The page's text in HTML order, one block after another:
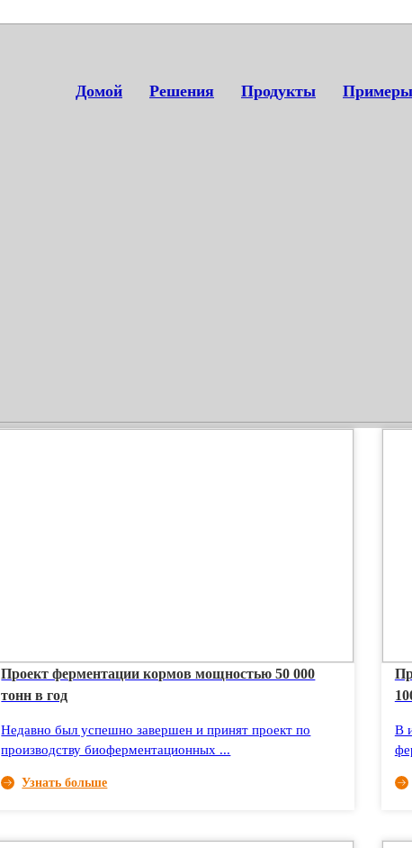
Домой Решения Продукты Примеры
Проект ферментации кормов мощностью 50 000
тонн в год
Недавно был успешно завершен и принят проект по
производству биоферментационных ...
Узнать больше
В